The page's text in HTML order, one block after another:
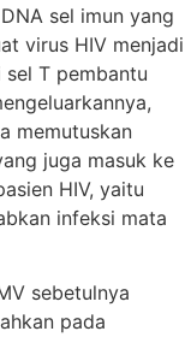
sel imun yang
virus HIV menjadi
T pembantu
memutuskan
juga masuk ke
HIV, yaitu
infeksi mata
sebetulnya
pada